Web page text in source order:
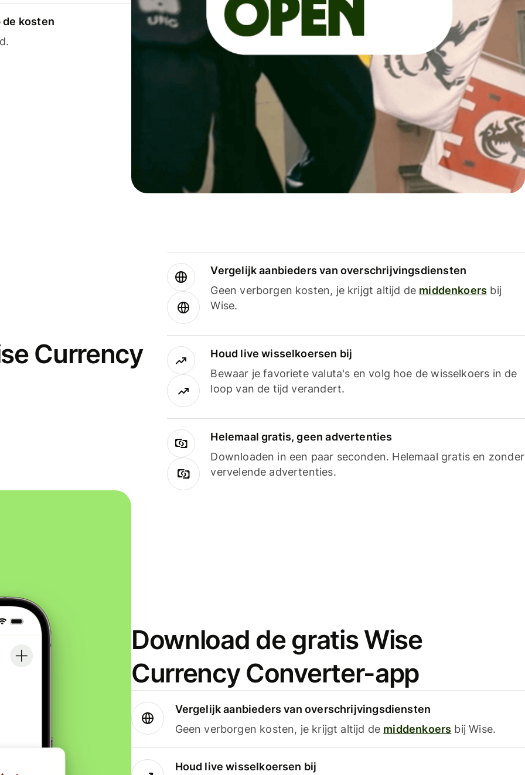
de kosten
Currency
Vergelijk aanbieders van overschrijvingsdiensten
Geen verborgen kosten, je krijgt altijd de middenkoers bij
Wise.
Houd live wisselkoersen bij
Bewaar je favoriete valuta's en volg hoe de wisselkoers in de
loop van de tijd verandert.
Helemaal gratis, geen advertenties
Downloaden in een paar seconden. Helemaal gratis en zonder
vervelende advertenties.
Download de gratis Wise
Currency Converter-app
Vergelijk aanbieders van overschrijvingsdiensten
Geen verborgen kosten, je krijgt altijd de middenkoers bij Wise.
Houd live wisselkoersen bij